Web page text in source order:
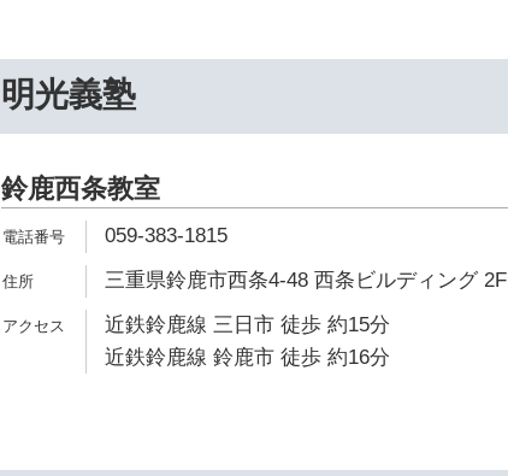
明光義塾
鈴鹿西条教室
059-383-1815
三重県鈴鹿市西条4-48 西条ビルディング 2F
近鉄鈴鹿線 三日市 徒歩 約15分
近鉄鈴鹿線 鈴鹿市 徒歩 約16分